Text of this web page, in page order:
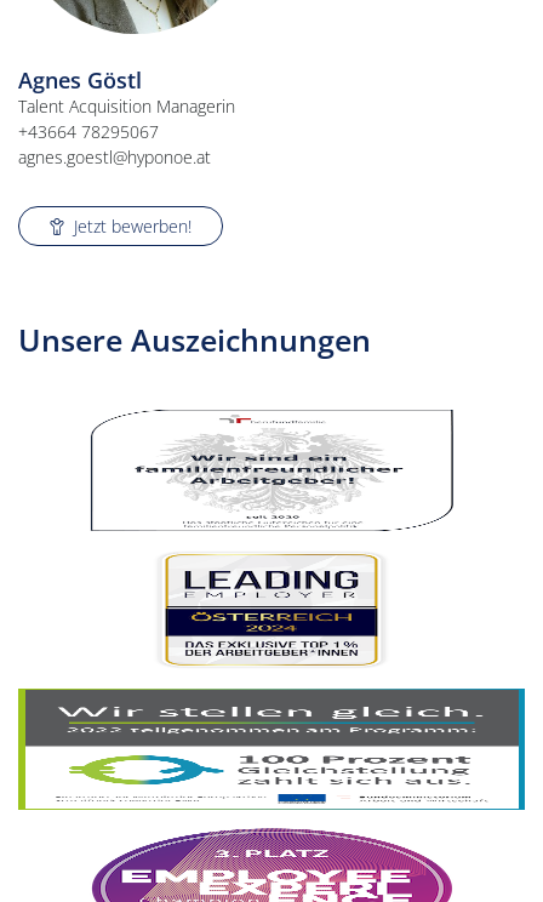
Agnes Göstl
Talent Acquisition Managerin
+43664 78295067
agnes.goestl@hyponoe.at
Jetzt bewerben!
Unsere Auszeichnungen